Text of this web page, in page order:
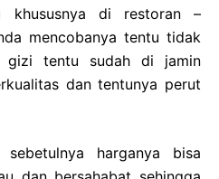
di restoran –
mencobanya tentu tidak
gizi tentu sudah di jamin
dan tentunya perut
harganya bisa